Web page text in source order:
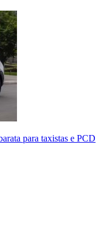
para taxistas e PCD